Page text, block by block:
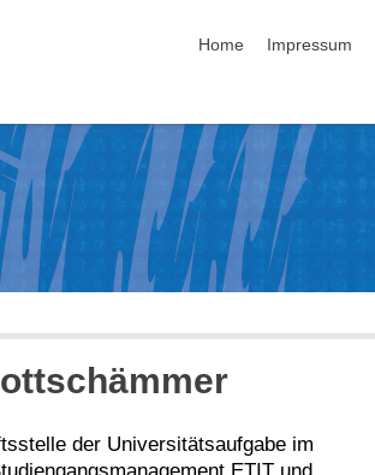
Home
Impressum
der Universitätsaufgabe im